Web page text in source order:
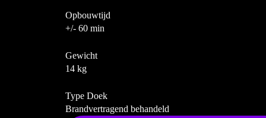
Opbouwtijd
+/- 60 min
Gewicht
14 kg
Type Doek
Brandvertragend behandeld